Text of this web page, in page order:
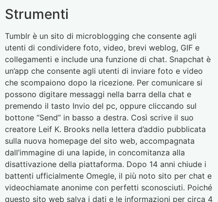
Strumenti
Tumblr è un sito di microblogging che consente agli
utenti di condividere foto, video, brevi weblog, GIF e
collegamenti e include una funzione di chat. Snapchat è
un’app che consente agli utenti di inviare foto e video
che scompaiono dopo la ricezione. Per comunicare si
possono digitare messaggi nella barra della chat e
premendo il tasto Invio del pc, oppure cliccando sul
bottone “Send” in basso a destra. Così scrive il suo
creatore Leif K. Brooks nella lettera d’addio pubblicata
sulla nuova homepage del sito web, accompagnata
dall’immagine di una lapide, in concomitanza alla
disattivazione della piattaforma. Dopo 14 anni chiude i
battenti ufficialmente Omegle, il più noto sito per chat e
videochiamate anonime con perfetti sconosciuti. Poiché
questo sito web salva i dati e le informazioni per circa 4